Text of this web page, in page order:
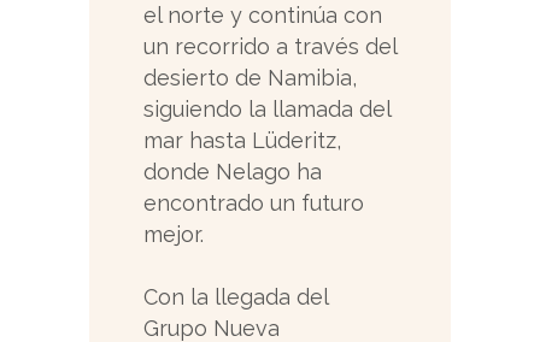
el norte y continúa con
un recorrido a través del
desierto de Namibia,
siguiendo la llamada del
mar hasta Lüderitz,
donde Nelago ha
encontrado un futuro
mejor.
Con la llegada del
Grupo Nueva